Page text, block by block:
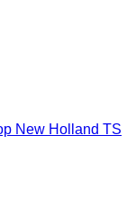
New Holland TS